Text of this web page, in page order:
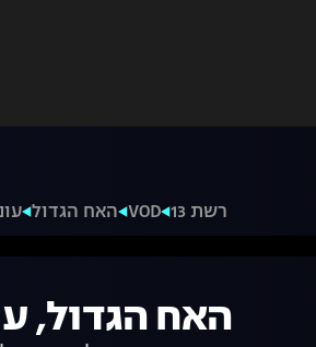
רשת 13 VOD האח הגדול
האח הגדול, עונה 8, פרק 61: